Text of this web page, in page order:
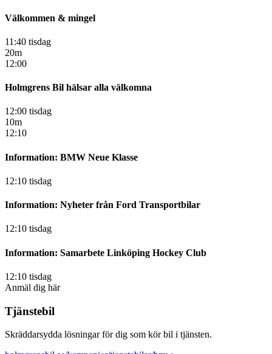
Välkommen & mingel
11:40 tisdag
20m
12:00
Holmgrens Bil hälsar alla välkomna
12:00 tisdag
10m
12:10
Information: BMW Neue Klasse
12:10 tisdag
Information: Nyheter från Ford Transportbilar
12:10 tisdag
Information: Samarbete Linköping Hockey Club
12:10 tisdag
Anmäl dig här
Tjänstebil
Skräddarsydda lösningar för dig som kör bil i tjänsten.